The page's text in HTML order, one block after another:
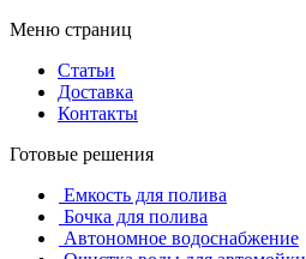
Меню страниц
Статьи
Доставка
Контакты
Готовые решения
Емкость для полива
Бочка для полива
Автономное водоснабжение